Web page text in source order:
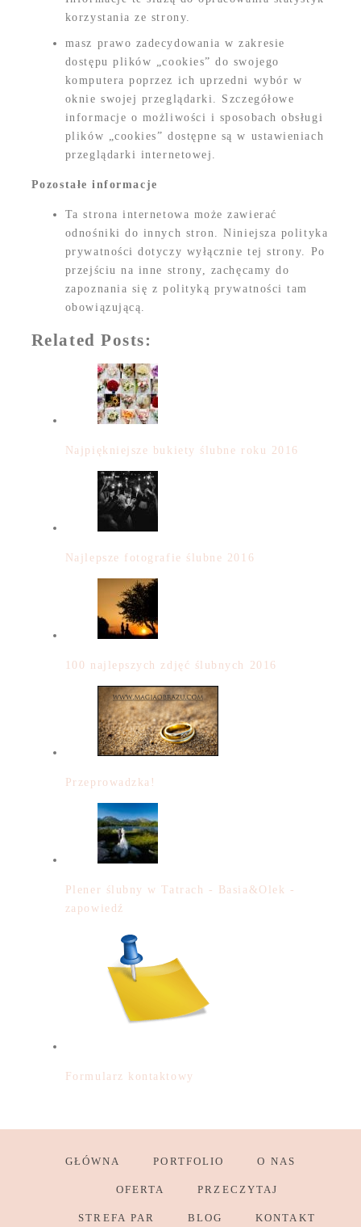
korzystania ze strony.
masz prawo zadecydowania w zakresie
dostępu plików „cookies” do swojego
komputera poprzez ich uprzedni wybór w
oknie swojej przeglądarki. Szczegółowe
informacje o możliwości i sposobach obsługi
plików „cookies” dostępne są w ustawieniach
przeglądarki internetowej.
Pozostałe informacje
Ta strona internetowa może zawierać
odnośniki do innych stron. Niniejsza polityka
prywatności dotyczy wyłącznie tej strony. Po
przejściu na inne strony, zachęcamy do
zapoznania się z polityką prywatności tam
obowiązującą.
Related Posts:
Najpiękniejsze bukiety ślubne roku 2016
Najlepsze fotografie ślubne 2016
100 najlepszych zdjęć ślubnych 2016
Przeprowadzka!
Plener ślubny w Tatrach - Basia&Olek -
zapowiedź
Formularz kontaktowy
GŁÓWNA PORTFOLIO O NAS
OFERTA PRZECZYTAJ
STREFA PAR BLOG KONTAKT